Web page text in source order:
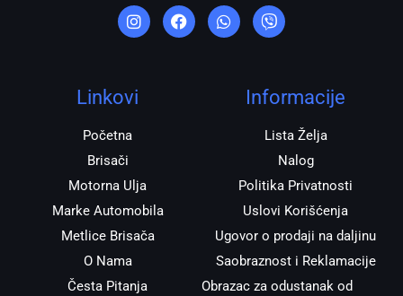
n
s
t
r
a
a
c
e
h
a
t
i
b
e
Linkovi
Početna
Brisači
Motorna Ulja
Marke Automobila
Metlice Brisača
O Nama
Česta Pitanja
Informacije
Lista Želja
Nalog
Politika Privatnosti
Uslovi Korišćenja
Ugovor o prodaji na daljinu
Saobraznost i Reklamacije
Obrazac za odustanak od